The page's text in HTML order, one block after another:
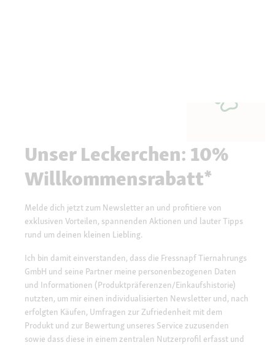
Unser Leckerchen: 10%
Willkommensrabatt*
Melde dich jetzt zum Newsletter an und profitiere von
exklusiven Vorteilen, spannenden Aktionen und lauter Tipps
rund um deinen kleinen Liebling.
Ich bin damit einverstanden, dass die Fressnapf Tiernahrungs
GmbH und seine Partner meine personenbezogenen Daten
und Informationen (Produktpräferenzen/Einkaufshistorie)
nutzten, um mir einen individualisierten Newsletter und, nach
erfolgten Käufen, Umfragen zur Zufriedenheit mit dem
Produkt und zur Bewertung unseres Service zuzusenden
sowie dass diese in einem zentralen Nutzerprofil erfasst und